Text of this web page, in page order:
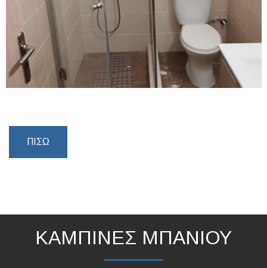
ΠΊΣΩ
ΚΑΜΠΙΝΕΣ ΜΠΑΝΙΟΥ